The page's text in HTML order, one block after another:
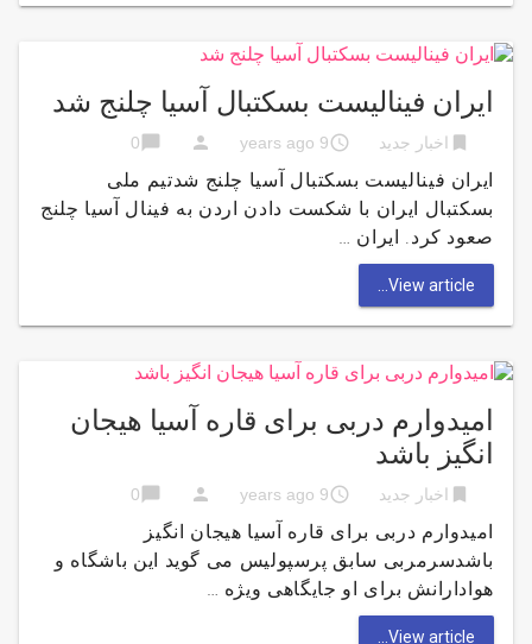
ایران فینالیست بسکتبال آسیا چلنج شد
bookmark اخبار جدید access_time
9 years ago
person
0
ایران فینالیست بسکتبال آسیا چلنج شدتیم ملی
بسکتبال ایران با شکست دادن اردن به فینال آسیا چلنج
صعود کرد. ایران …
View article...
امیدوارم دربی برای قاره آسیا هیجان
انگیز باشد
اخبار جدید access_time
9 years ago
person
chat_bubble
0
امیدوارم دربی برای قاره آسیا هیجان انگیز
باشدسرمربی سابق پرسپولیس می گوید این باشگاه و
هوادارانش برای او جایگاهی ویژه …
View article...